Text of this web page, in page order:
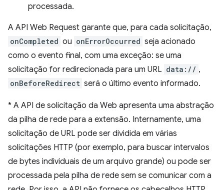
processada.
A API Web Request garante que, para cada solicitação,
onCompleted ou onErrorOccurred seja acionado
como o evento final, com uma exceção: se uma
solicitação for redirecionada para um URL data:// ,
onBeforeRedirect será o último evento informado.
* A API de solicitação da Web apresenta uma abstração
da pilha de rede para a extensão. Internamente, uma
solicitação de URL pode ser dividida em várias
solicitações HTTP (por exemplo, para buscar intervalos
de bytes individuais de um arquivo grande) ou pode ser
processada pela pilha de rede sem se comunicar com a